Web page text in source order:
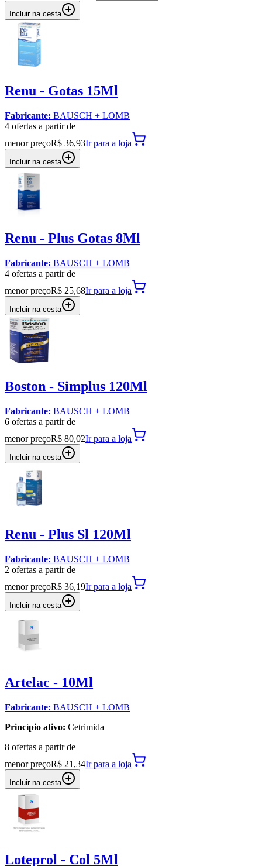
Incluir na cesta
Renu - Gotas 15Ml
Fabricante: BAUSCH + LOMB
4 ofertas a partir de
menor preçoR$ 36,93Ir para a loja
Incluir na cesta
Renu - Plus Gotas 8Ml
Fabricante: BAUSCH + LOMB
4 ofertas a partir de
menor preçoR$ 25,68Ir para a loja
Incluir na cesta
Boston - Simplus 120Ml
Fabricante: BAUSCH + LOMB
6 ofertas a partir de
menor preçoR$ 80,02Ir para a loja
Incluir na cesta
Renu - Plus Sl 120Ml
Fabricante: BAUSCH + LOMB
2 ofertas a partir de
menor preçoR$ 36,19Ir para a loja
Incluir na cesta
Artelac - 10Ml
Fabricante: BAUSCH + LOMB
Princípio ativo: Cetrimida
8 ofertas a partir de
menor preçoR$ 21,34Ir para a loja
Incluir na cesta
Loteprol - Col 5Ml